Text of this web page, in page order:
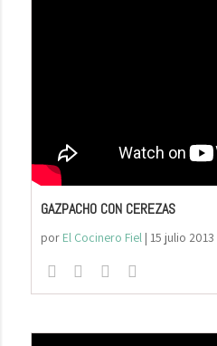
GAZPACHO CON CEREZAS
por El Cocinero Fiel| 15 julio 2013